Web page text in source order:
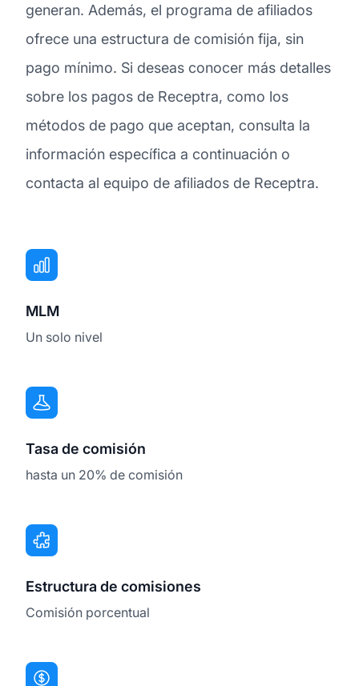
generan. Además, el programa de afiliados
ofrece una estructura de comisión fija, sin
pago mínimo. Si deseas conocer más detalles
sobre los pagos de Receptra, como los
métodos de pago que aceptan, consulta la
información específica a continuación o
contacta al equipo de afiliados de Receptra.
MLM
Un solo nivel
Tasa de comisión
hasta un 20% de comisión
Estructura de comisiones
Comisión porcentual